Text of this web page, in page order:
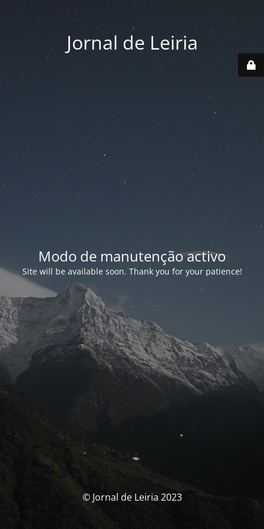
Jornal de Leiria
Modo de manutenção activo
Site will be available soon. Thank you for your patience!
© Jornal de Leiria 2023